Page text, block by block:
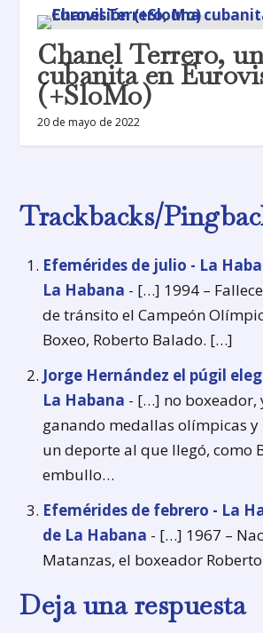
Chanel Terrero,
cubanita en
(+SloMo)
20 de mayo de 2022
Trackbacks/
Efemérides de julio - La
La Habana - […] 1994 –
de tránsito el Campeón
Boxeo, Roberto Balado. […]
Jorge Hernández el púgil
La Habana - […] no boxeador,
ganando medallas olímpicas
un deporte al que llegó, como
embullo…
Efemérides de febrero - La
de La Habana - […] 1967 –
Matanzas, el boxeador
Deja una respuesta